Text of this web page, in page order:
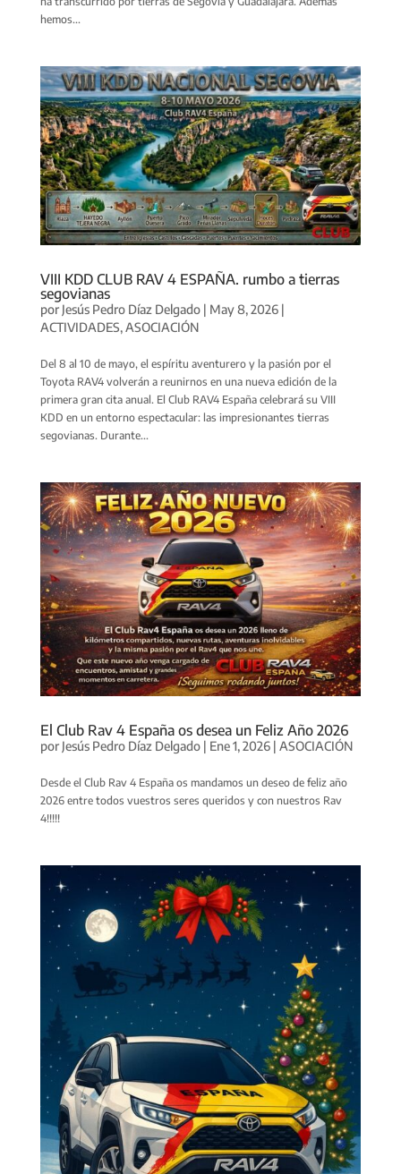
hemos...
VIII KDD CLUB RAV 4 ESPAÑA. rumbo a tierras
segovianas
por Jesús Pedro Díaz Delgado| May 8, 2026|
ACTIVIDADES,ASOCIACIÓN
Del 8 al 10 de mayo, el espíritu aventurero y la pasión por el
Toyota RAV4 volverán a reunirnos en una nueva edición de la
primera gran cita anual. El Club RAV4 España celebrará su VIII
KDD en un entorno espectacular: las impresionantes tierras
segovianas. Durante...
El Club Rav 4 España os desea un Feliz Año 2026
por Jesús Pedro Díaz Delgado| Ene 1, 2026| ASOCIACIÓN
Desde el Club Rav 4 España os mandamos un deseo de feliz año
2026 entre todos vuestros seres queridos y con nuestros Rav
4!!!!!